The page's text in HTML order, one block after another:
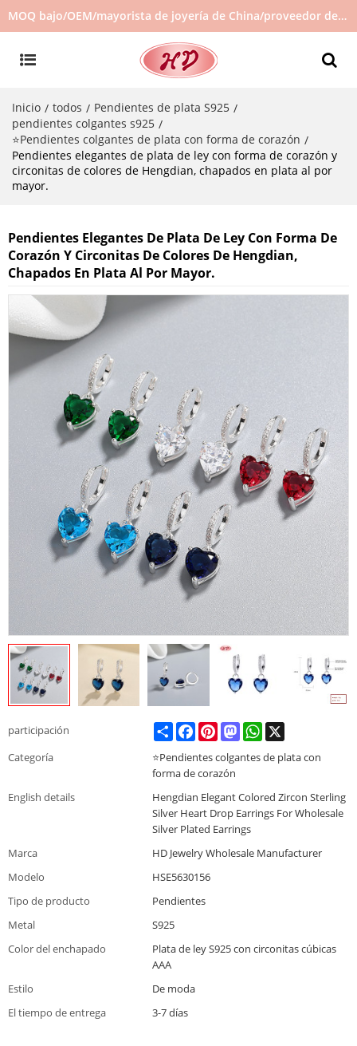
MOQ bajo/OEM/mayorista de joyería de China/proveedor de joyas/joyería de gran venta en stock/no hay joyas de segunda mano
Inicio / todos / Pendientes de plata S925 /
pendientes colgantes s925 /
⭐Pendientes colgantes de plata con forma de corazón /
Pendientes elegantes de plata de ley con forma de corazón y
circonitas de colores de Hengdian, chapados en plata al por
mayor.
Pendientes Elegantes De Plata De Ley Con Forma De
Corazón Y Circonitas De Colores De Hengdian,
Chapados En Plata Al Por Mayor.
participación ShareFacebookPinterestMastodonWhatsApp
Categoría
⭐Pendientes colgantes de plata con
forma de corazón
English details
Hengdian Elegant Colored Zircon Sterling
Silver Heart Drop Earrings For Wholesale
Silver Plated Earrings
Marca
HD Jewelry Wholesale Manufacturer
Modelo
HSE5630156
Tipo de producto
Pendientes
Metal
S925
Color del enchapado
Plata de ley S925 con circonitas cúbicas
AAA
Estilo
De moda
El tiempo de entrega
3-7 días